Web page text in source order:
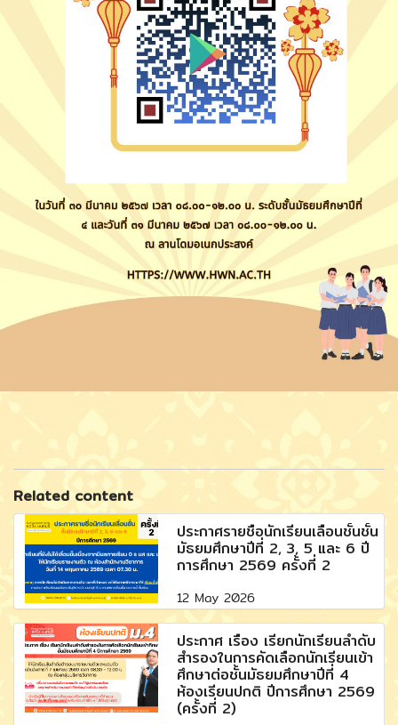
Related content
ประกาศรายชื่อนักเรียนเลื่อนชั้นชั้น
มัธยมศึกษาปีที่ 2, 3, 5 และ 6 ปี
การศึกษา 2569 ครั้งที่ 2
12 May 2026
ประกาศ เรื่อง เรียกนักเรียนลำดับ
สำรองในการคัดเลือกนักเรียนเข้า
ศึกษาต่อชั้นมัธยมศึกษาปีที่ 4
ห้องเรียนปกติ ปีการศึกษา 2569
(ครั้งที่ 2)